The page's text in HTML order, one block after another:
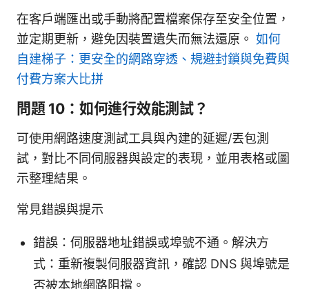
在客戶端匯出或手動將配置檔案保存至安全位置，
並定期更新，避免因裝置遺失而無法還原。 如何
自建梯子：更安全的網路穿透、規避封鎖與免費與
付費方案大比拼
問題 10：如何進行效能測試？
可使用網路速度測試工具與內建的延遲/丟包測
試，對比不同伺服器與設定的表現，並用表格或圖
示整理結果。
常見錯誤與提示
錯誤：伺服器地址錯誤或埠號不通。解決方
式：重新複製伺服器資訊，確認 DNS 與埠號是
否被本地網路阻擋。